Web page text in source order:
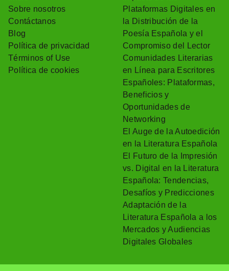
Sobre nosotros
Contáctanos
Blog
Política de privacidad
Términos of Use
Política de cookies
Plataformas Digitales en
la Distribución de la
Poesía Española y el
Compromiso del Lector
Comunidades Literarias
en Línea para Escritores
Españoles: Plataformas,
Beneficios y
Oportunidades de
Networking
El Auge de la Autoedición
en la Literatura Española
El Futuro de la Impresión
vs. Digital en la Literatura
Española: Tendencias,
Desafíos y Predicciones
Adaptación de la
Literatura Española a los
Mercados y Audiencias
Digitales Globales